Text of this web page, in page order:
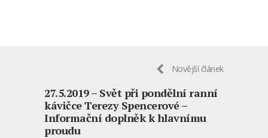
Novější článek
27.5.2019 – Svět při pondělní ranní
kávičce Terezy Spencerové –
Informační doplněk k hlavnímu
proudu